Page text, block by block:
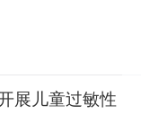
展儿童过敏性